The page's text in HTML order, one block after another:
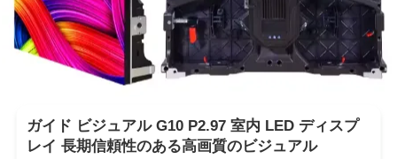
ガイド ビジュアル G10 P2.97 室内 LED ディスプ
レイ 長期信頼性のある高画質のビジュアル